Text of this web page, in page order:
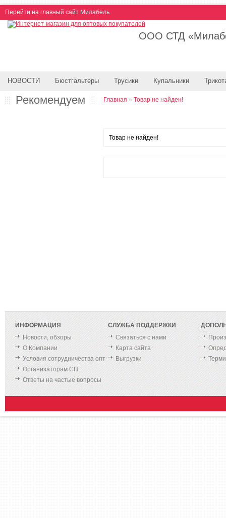
Перейти на главный сайт Милабель
ООО СТД
НОВОСТИ Бюстгальтеры Трусики Купальники
Рекомендуем Главная » Товар не найден!
Товар не найден!
ИНФОРМАЦИЯ
Новости, обзоры
О Компании
Условия сотрудничества опт
Организаторам СП
Ответы на частые вопросы
СЛУЖБА ПОДДЕРЖКИ
Связаться с нами
Карта сайта
Выгрузки